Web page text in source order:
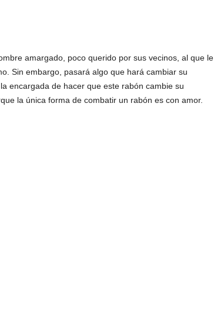
amargado, poco querido por sus vecinos, al que le
Sin embargo, pasará algo que hará cambiar su
encargada de hacer que este rabón cambie su
la única forma de combatir un rabón es con amor.